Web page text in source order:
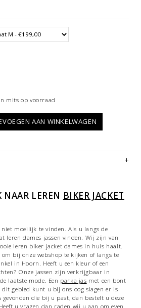
mits op voorraad
AAN WINKELWAGEN
LEREN BIKER JACKET
niet moeilijk te vinden. Als u langs de
leren dames jassen vinden. Wij zijn van
leren biker jacket dames in huis haalt.
bij onze webshop te kijken of langs te
in Hoorn. Heeft u een kleur of een
Onze jassen zijn verkrijgbaar in
laatste mode. Een parka jas met een bont
dit gebied kunt u bij ons oog slagen er is
gevonden die bij u past, dan bestelt u deze
u vragen dan raden wij u aan om even